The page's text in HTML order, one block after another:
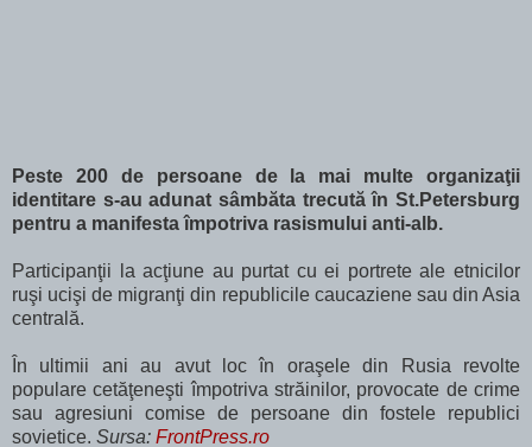
Peste 200 de persoane de la mai multe organizaţii
identitare s-au adunat sâmbăta trecută în St.Petersburg
pentru a manifesta împotriva rasismului anti-alb.
Participanţii la acţiune au purtat cu ei portrete ale etnicilor
ruşi ucişi de migranţi din republicile caucaziene sau din Asia
centrală.
În ultimii ani au avut loc în oraşele din Rusia revolte
populare cetăţeneşti împotriva străinilor, provocate de crime
sau agresiuni comise de persoane din fostele republici
sovietice. Sursa: FrontPress.ro